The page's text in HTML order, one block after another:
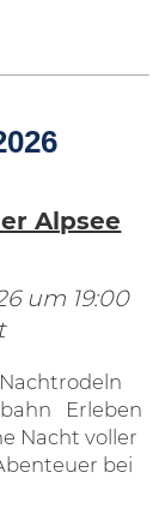
Alpsee
um 19:00
Erleben
Nacht voller
bei